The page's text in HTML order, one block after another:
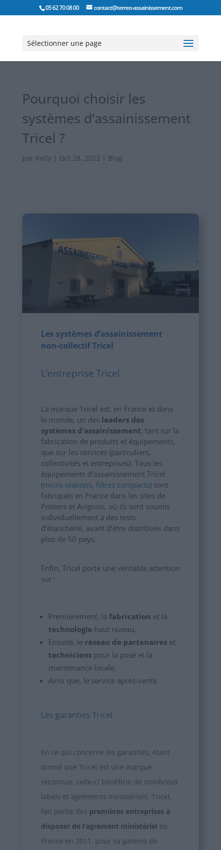
05 62 70 08 00 contact@terreo-assainissement.com
Sélectionner une page
Pourquoi choisir les
systèmes d’assainissement
Tricel ?
par Kelly| Oct 28, 2022 | Blog
Les systèmes d’assainissement
non-collectif Tricel
L’entreprise Tricel
La marque Tricel est, en France et dans
le monde, un des leaders des
systèmes d’assainissement, tant sur la
fabrication de produits et équipements,
que sur les services (particuliers,
collectivités et entreprises). Tous les
équipements d’assainissement Tricel
(micro-stations, filtres compacts) sont
fabriqués en France dans les sites de
Poitiers et Avignon, où ils sont soumis
individuellement à des tests
d’étanchéité, avant d’être distribués dans
plus de 50 pays.
Enfin, Tricel porte une véritable attention
sur :
Premièrement, la fabrication et la
technologie haut niveau,
Ensuite, le réseau de partenaireset
technicienspour la pose et la
maintenance locale,
Ainsi que, le service après-vente.
Les garanties Tricel
En ce qui concerne les garanties, étant
donné que Tricel est une marque
reconnue, celle-ci bénéficie de nombreux
labels et agréments ministériels. Tricel,
fait partie des premières entreprises à
disposer de l’agrément ministériel en
France en 2011, pour sa gamme de